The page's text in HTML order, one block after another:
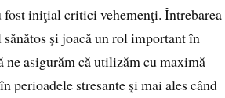
iniţial critici ve­hemenţi. Întrebarea
şi joacă un rol important în
ne asigurăm că utilizăm cu maximă
perioadele stresante şi mai ales când